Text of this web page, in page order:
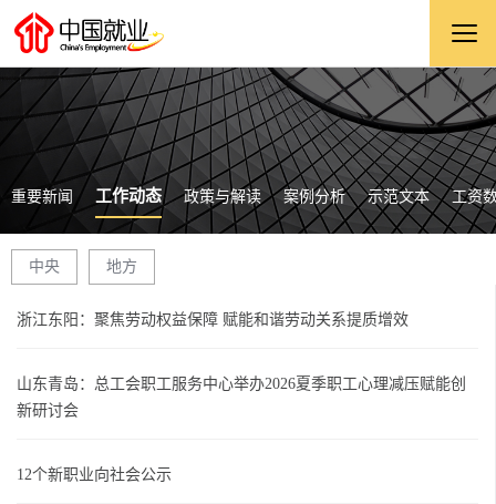
重要新闻 工作动态 政策与解读 案例分析 示范文本 工资
中央 地方
浙江东阳：聚焦劳动权益保障 赋能和谐劳动关系提质增效
山东青岛：总工会职工服务中心举办2026夏季职工心理减压赋能创
新研讨会
12个新职业向社会公示